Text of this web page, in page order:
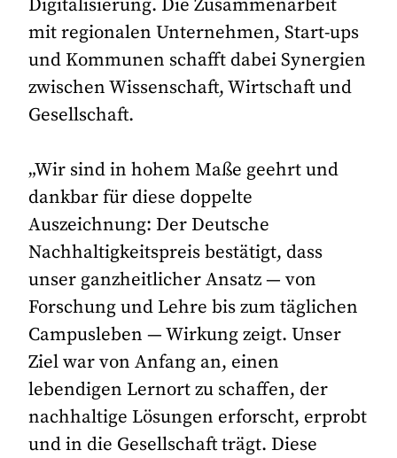
Digitalisierung. Die Zusammenarbeit
mit regionalen Unternehmen, Start-ups
und Kommunen schafft dabei Synergien
zwischen Wissenschaft, Wirtschaft und
Gesellschaft.
„Wir sind in hohem Maße geehrt und
dankbar für diese doppelte
Auszeichnung: Der Deutsche
Nachhaltigkeitspreis bestätigt, dass
unser ganzheitlicher Ansatz — von
Forschung und Lehre bis zum täglichen
Campusleben — Wirkung zeigt. Unser
Ziel war von Anfang an, einen
lebendigen Lernort zu schaffen, der
nachhaltige Lösungen erforscht, erprobt
und in die Gesellschaft trägt. Diese